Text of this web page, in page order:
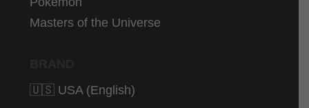
Masters of the Universe
🇺🇸 USA (English)